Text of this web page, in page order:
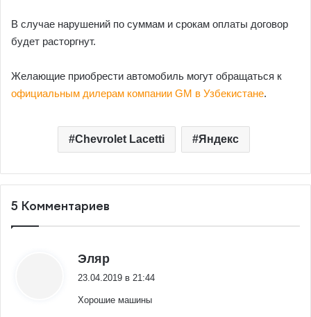
В случае нарушений по суммам и срокам оплаты договор
будет расторгнут.
Желающие приобрести автомобиль могут обращаться к
официальным дилерам компании GM в Узбекистане.
Chevrolet Lacetti Яндекс
5 Комментариев
Эляр
23.04.2019 в 21:44
Хорошие машины